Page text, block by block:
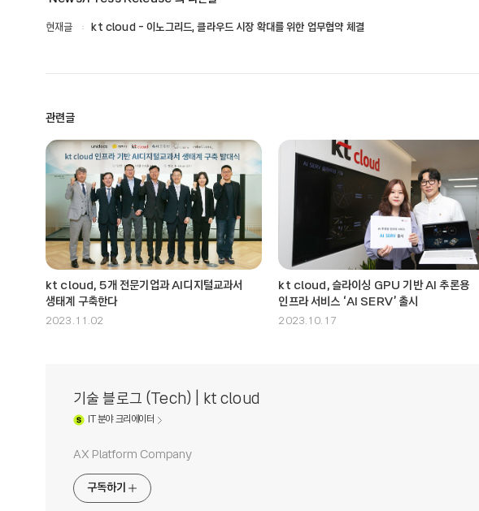
현재글 kt cloud - 이노그리드, 클라우드 시장 확대를 위한 업무협약 체결
관련글
kt cloud, 5개 전문기업과 AI디지털교과서
생태계 구축한다
2023.11.02
kt cloud, 슬라이싱 GPU 기반 AI 추론용
인프라 서비스 ‘AI SERV’ 출시
2023.10.17
기술 블로그 (Tech) | kt cloud
IT분야 크리에이터
AX Platform Company
구독하기